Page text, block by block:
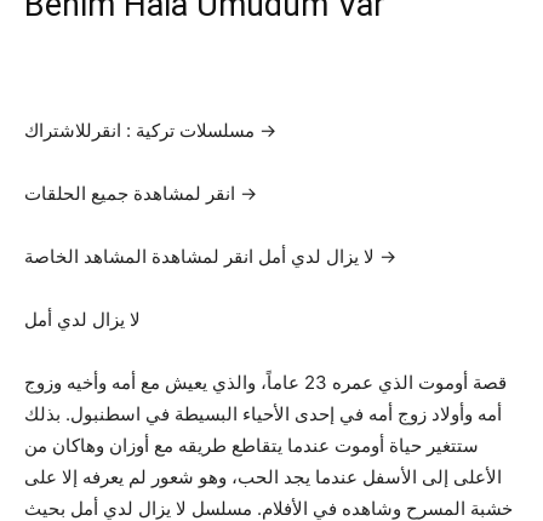
مسلسلات تركية : انقرللاشتراك →
انقر لمشاهدة جميع الحلقات →
لا يزال لدي أمل انقر لمشاهدة المشاهد الخاصة →
لا يزال لدي أمل
قصة أوموت الذي عمره 23 عاماً، والذي يعيش مع أمه وأخيه وزوج
أمه وأولاد زوج أمه في إحدى الأحياء البسيطة في اسطنبول. بذلك
ستتغير حياة أوموت عندما يتقاطع طريقه مع أوزان وهاكان من
الأعلى إلى الأسفل عندما يجد الحب، وهو شعور لم يعرفه إلا على
خشبة المسرح وشاهده في الأفلام. مسلسل لا يزال لدي أمل بحيث